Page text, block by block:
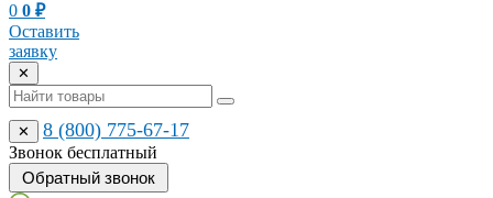
0 0 ₽
Оставить
заявку
✕
✕ 8 (800) 775-67-17
Звонок бесплатный